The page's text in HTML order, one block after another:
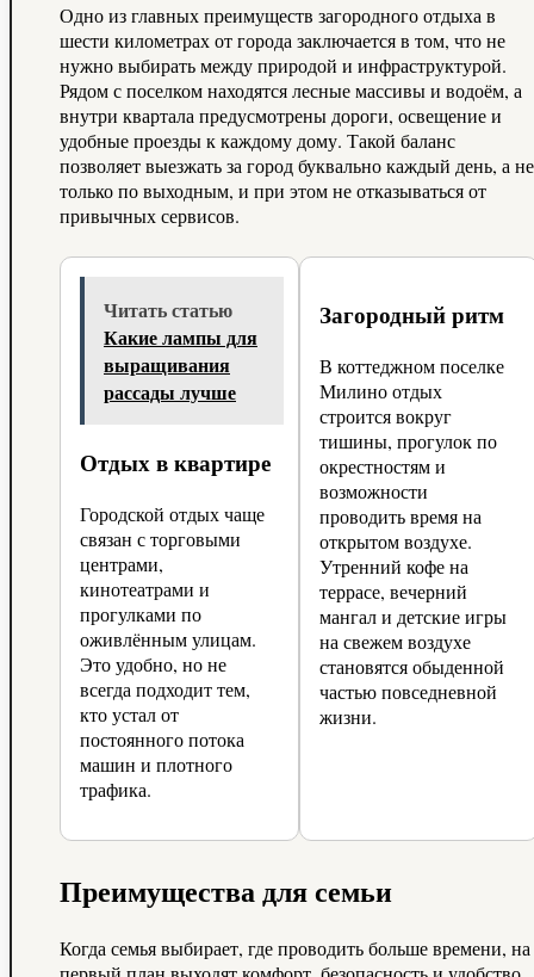
Одно из главных преимуществ загородного отдыха в
шести километрах от города заключается в том, что не
нужно выбирать между природой и инфраструктурой.
Рядом с поселком находятся лесные массивы и водоём, а
внутри квартала предусмотрены дороги, освещение и
удобные проезды к каждому дому. Такой баланс
позволяет выезжать за город буквально каждый день, а не
только по выходным, и при этом не отказываться от
привычных сервисов.
Читать статью
Какие лампы для
выращивания
рассады лучше
Отдых в квартире
Городской отдых чаще
связан с торговыми
центрами,
кинотеатрами и
прогулками по
оживлённым улицам.
Это удобно, но не
всегда подходит тем,
кто устал от
постоянного потока
машин и плотного
трафика.
Загородный ритм
В коттеджном поселке
Милино отдых
строится вокруг
тишины, прогулок по
окрестностям и
возможности
проводить время на
открытом воздухе.
Утренний кофе на
террасе, вечерний
мангал и детские игры
на свежем воздухе
становятся обыденной
частью повседневной
жизни.
Преимущества для семьи
Когда семья выбирает, где проводить больше времени, на